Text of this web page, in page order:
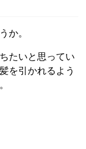
か。
たいと思ってい
を引かれるよう